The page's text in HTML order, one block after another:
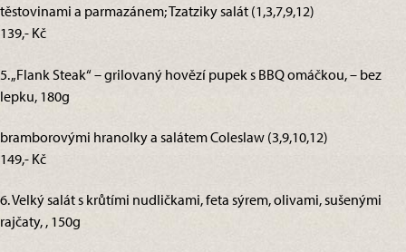
těstovinami a parmazánem; Tzatziky salát (1,3,7,9,12)
139,- Kč
5. „Flank Steak“ – grilovaný hovězí pupek s BBQ omáčkou, – bez
lepku, 180g
bramborovými hranolky a salátem Coleslaw (3,9,10,12)
149,- Kč
6. Velký salát s krůtími nudličkami, feta sýrem, olivami, sušenými
rajčaty, , 150g